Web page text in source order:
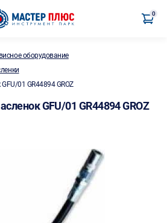
0
оборудование
01 GR44894 GROZ
GFU/01 GR44894 GROZ